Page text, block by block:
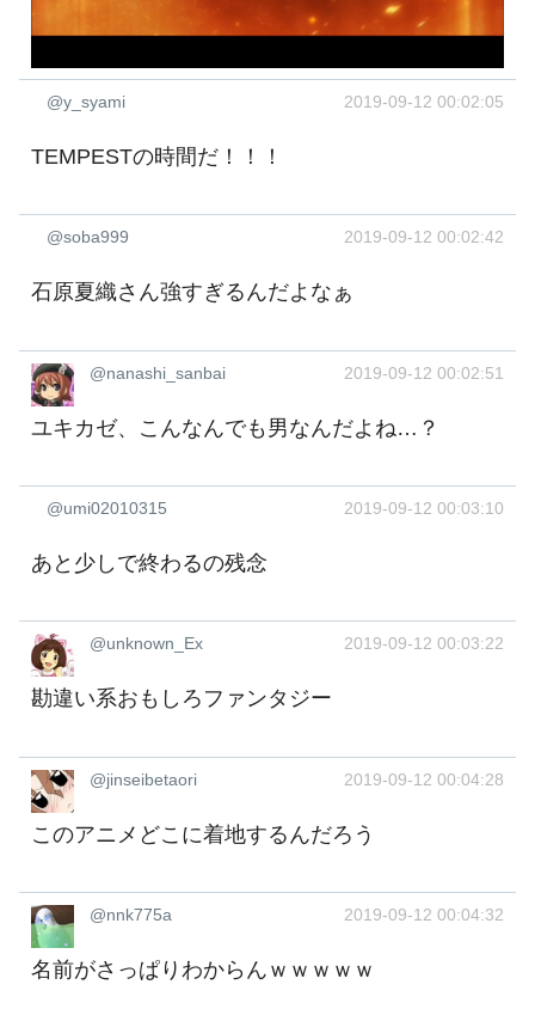
@y_syami 2019-09-12 00:02:05
TEMPESTの時間だ！！！
@soba999 2019-09-12 00:02:42
石原夏織さん強すぎるんだよなぁ ‍
@nanashi_sanbai 2019-09-12 00:02:51
ユキカゼ、こんなんでも男なんだよね…？
@umi02010315 2019-09-12 00:03:10
あと少しで終わるの残念
@unknown_Ex 2019-09-12 00:03:22
勘違い系おもしろファンタジー
@jinseibetaori 2019-09-12 00:04:28
このアニメどこに着地するんだろう
@nnk775a 2019-09-12 00:04:32
名前がさっぱりわからんｗｗｗｗｗ